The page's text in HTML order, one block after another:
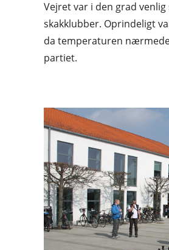
Vejret var i den grad
skakklubber. Oprindeligt
da temperaturen
partiet.